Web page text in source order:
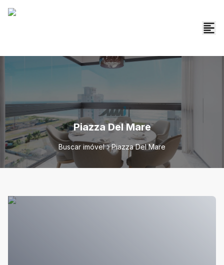
Piazza Del Mare
Buscar imóvel Piazza Del Mare